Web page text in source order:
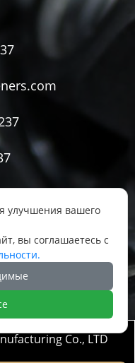
улицы,
район Юннянь,
Хэбэй, Китай
Co., LTD
улучшения вашего
вы соглашаетесь с